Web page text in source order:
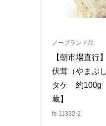
ノーブランド品
【朝市場直行
伏茸（やまぶ
タケ　約100g
蔵】
fs-11332-2